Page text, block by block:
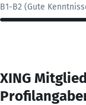
B1-B2 (Gute
XING